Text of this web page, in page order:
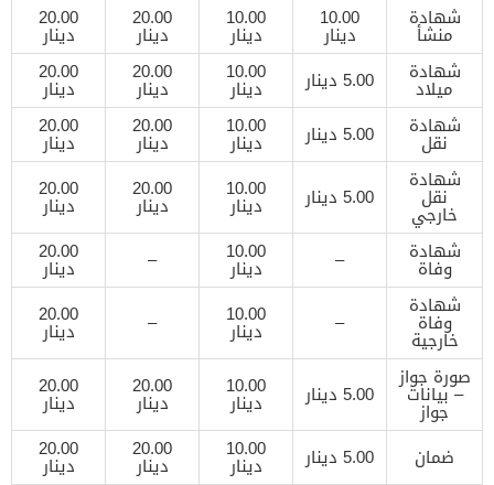
شهادة
منشأ
10.00
دينار
10.00
دينار
20.00
دينار
20.00
دينار
شهادة
ميلاد 5.00 دينار 10.00
دينار
20.00
دينار
20.00
دينار
شهادة
نقل 5.00 دينار 10.00
دينار
20.00
دينار
20.00
دينار
شهادة
نقل
خارجي
5.00 دينار 10.00
دينار
20.00
دينار
20.00
دينار
شهادة
وفاة –
10.00
دينار –
20.00
دينار
شهادة
وفاة
خارجية
–
10.00
دينار –
20.00
دينار
صورة جواز
– بيانات
جواز
5.00 دينار 10.00
دينار
20.00
دينار
20.00
دينار
ضمان
5.00 دينار 10.00
دينار
20.00
دينار
20.00
دينار